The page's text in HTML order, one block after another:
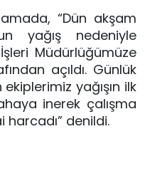
“Dün akşam
yağış nedeniyle
Müdürlüğümüze
açıldı. Günlük
yağışın ilk
inerek çalışma
denildi.